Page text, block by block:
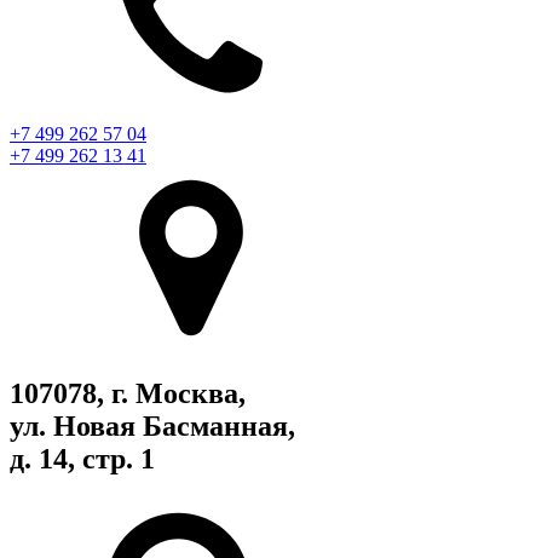
+7 499 262 57 04
+7 499 262 13 41
107078, г. Москва,
ул. Новая Басманная,
д. 14, стр. 1